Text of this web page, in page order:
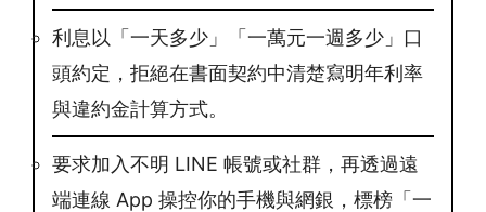
利息以「一天多少」「一萬元一週多少」口
頭約定，拒絕在書面契約中清楚寫明年利率
與違約金計算方式。
要求加入不明 LINE 帳號或社群，再透過遠
端連線 App 操控你的手機與網銀，標榜「一